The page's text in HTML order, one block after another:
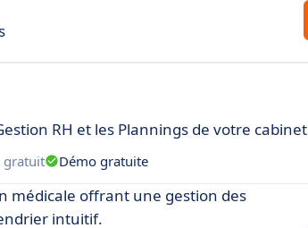
RH et les Plannings de votre cabinet
gratuit Démo gratuite
médicale offrant une gestion des
intuitif.